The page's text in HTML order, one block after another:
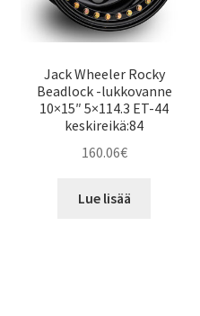
Jack Wheeler Rocky
Beadlock -lukkovanne
10×15″ 5×114.3 ET-44
keskireikä:84
160.06€
Lue lisää